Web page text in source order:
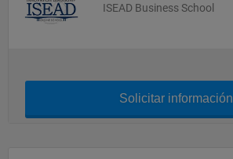
ISEAD Business School
Solicitar información